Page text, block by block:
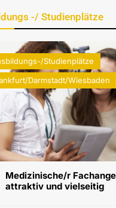
-/ Studienplätze
Studienplätze
Darmstadt/Wiesbaden
Medizinische/r
attraktiv und vielseitig